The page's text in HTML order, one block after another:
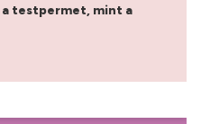
a testpermet, mint a